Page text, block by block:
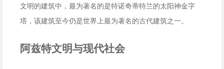
文明的建筑中，最为著名的是特诺奇蒂特兰的太阳神金字
塔，该建筑至今仍是世界上最为著名的古代建筑之一。
阿兹特文明与现代社会